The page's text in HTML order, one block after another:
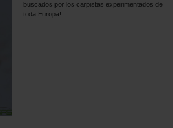
buscados por los carpistas experimentados de
toda Europa!